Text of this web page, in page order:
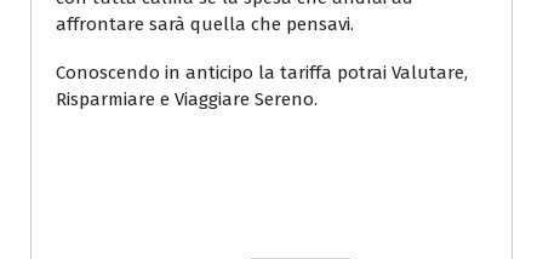
affrontare sarà quella che pensavi.
Conoscendo in anticipo la tariffa potrai Valutare,
Risparmiare e Viaggiare Sereno.